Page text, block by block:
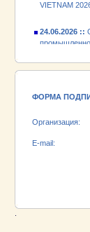
VIETNAM
ФОРМА
Организация:
E-mail: